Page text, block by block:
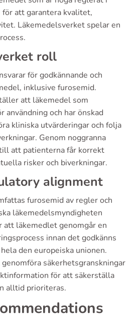
för att garantera kvalitet,
Läkemedelsverket spelar en
roll
för godkännande och
inklusive furosemid.
att läkemedel som
användning och har önskad
kliniska utvärderingar och folja
Genom noggranna
att patienterna får korrekt
risker och biverkningar.
alignment
furosemid av regler och
läkemedelsmyndigheten
att läkemedlet genomgår en
innan det godkänns
den europeiska unionen.
säkerhetsgranskningar
för att säkerställa
alltid prioriteras.